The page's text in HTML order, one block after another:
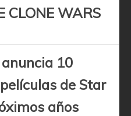
CLONE WARS
10
de Star
años